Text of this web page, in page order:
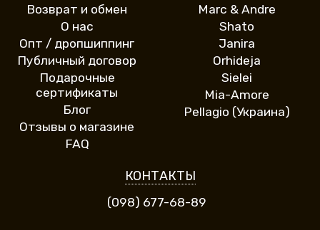
Возврат и обмен
О нас
Опт / дропшиппинг
Публичный договор
Подарочные
сертификаты
Блог
Отзывы о магазине
FAQ
Marc & Andre
Shato
Janira
Orhideja
Sielei
Mia-Amore
Pellagio (Украина)
КОНТАКТЫ
(098) 677-68-89